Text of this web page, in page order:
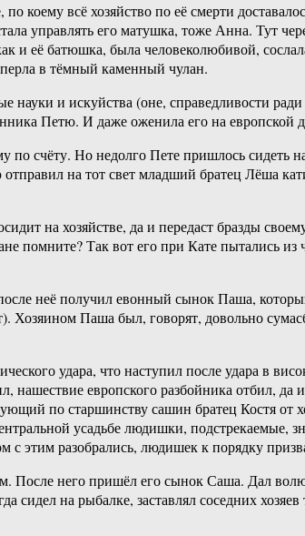
коему всё хозяйство по её смерти
управлять его матушка, тоже Анна. Тут
её батюшка, была человеколюбивой,
в тёмный каменный чулан.
науки и искуйства (оне, справедливости
Петю. И даже оженила его на европской
счёту. Но недолго Пете пришлось сидеть
на тот свет младший братец Лёша
на хозяйстве, да и передаст бразды
помните? Так вот его при Кате пытались
неё получил евонный сынок Паша,
Паша был, говорят, довольно
удара, что наступил после удара в
нашествие европского разбойника отбил,
по старшинству сашин братец Костя от
усадьбе людишки, подстрекаемые,
этим разобрались, людишек к порядку
После него пришёл его сынок Саша. Дал
сидел на рыбалке, заставлял соседних